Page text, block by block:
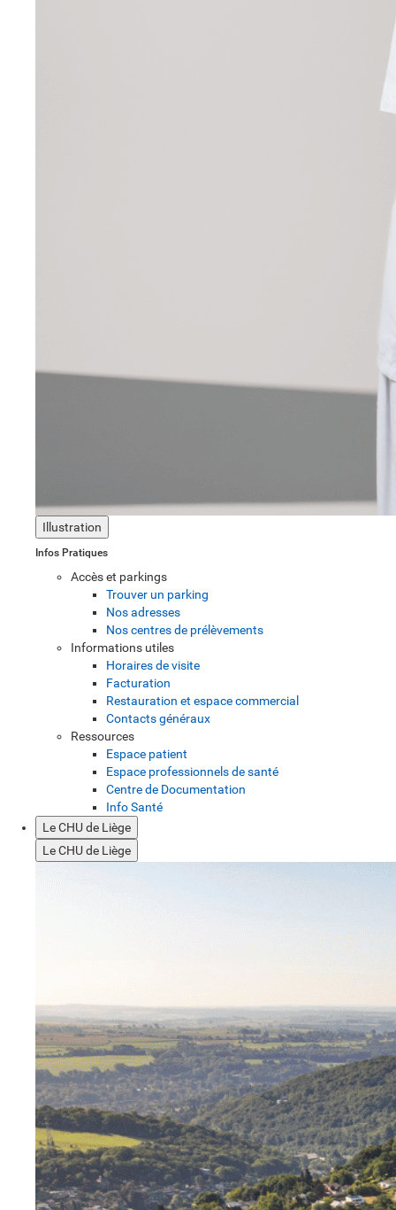
Illustration
Infos Pratiques
Accès et parkings
Trouver un parking
Nos adresses
Nos centres de prélèvements
Informations utiles
Horaires de visite
Facturation
Restauration et espace commercial
Contacts généraux
Ressources
Espace patient
Espace professionnels de santé
Centre de Documentation
Info Santé
Le CHU de Liège
Le CHU de Liège